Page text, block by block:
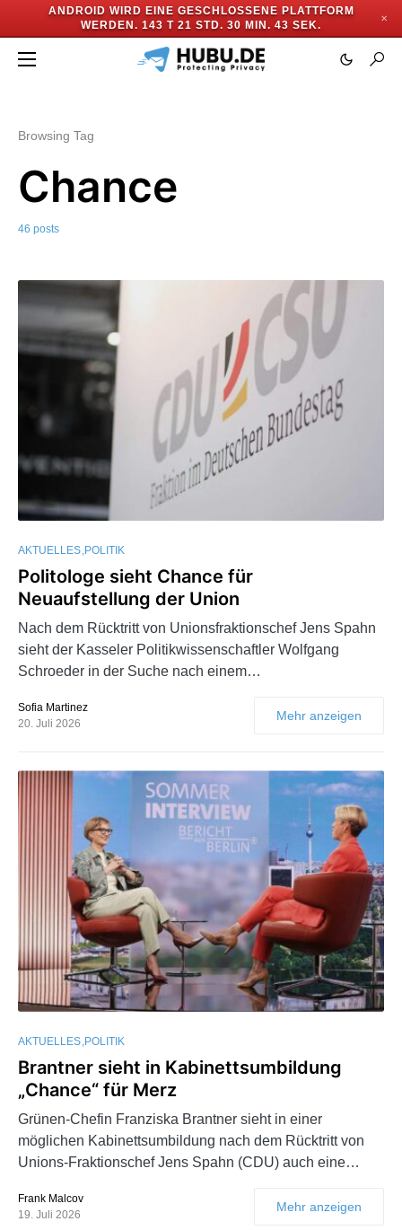
ANDROID WIRD EINE GESCHLOSSENE PLATTFORM
WERDEN. 143 T 21 STD. 30 MIN. 40 SEK.
✕
Browsing Tag
Chance
46 posts
AKTUELLES POLITIK
Politologe sieht Chance für
Neuaufstellung der Union
Nach dem Rücktritt von Unionsfraktionschef Jens Spahn
sieht der Kasseler Politikwissenschaftler Wolfgang
Schroeder in der Suche nach einem…
Sofia Martinez
20. Juli 2026
Mehr anzeigen
AKTUELLES POLITIK
Brantner sieht in Kabinettsumbildung
„Chance“ für Merz
Grünen-Chefin Franziska Brantner sieht in einer
möglichen Kabinettsumbildung nach dem Rücktritt von
Unions-Fraktionschef Jens Spahn (CDU) auch eine…
Frank Malcov
19. Juli 2026
Mehr anzeigen